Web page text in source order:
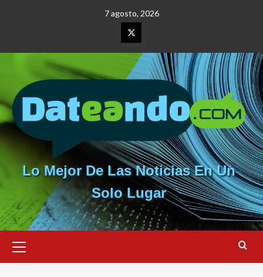
7 agosto, 2026
Elemento
del
menú
Lo Mejor De Las Noticias En Un
Solo Lugar
primario